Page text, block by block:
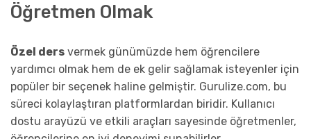
Öğretmen Olmak
Özel ders vermek günümüzde hem öğrencilere
yardımcı olmak hem de ek gelir sağlamak isteyenler için
popüler bir seçenek haline gelmiştir. Gurulize.com, bu
süreci kolaylaştıran platformlardan biridir. Kullanıcı
dostu arayüzü ve etkili araçları sayesinde öğretmenler,